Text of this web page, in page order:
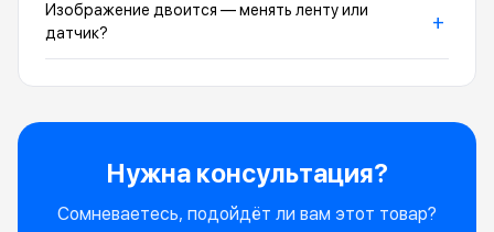
Изображение двоится — менять ленту или
датчик?
+
Нужна консультация?
Сомневаетесь, подойдёт ли вам этот товар?